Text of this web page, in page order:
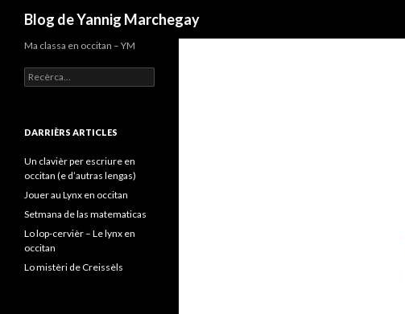
Blog de Yannig Marchegay
Ma classa en occitan – YM
Recercar :
DARRIÈRS ARTICLES
Un clavièr per escriure en
occitan (e d’autras lengas)
Jouer au Lynx en occitan
Setmana de las matematicas
Lo lop-cervièr – Le lynx en
occitan
Lo mistèri de Creissèls